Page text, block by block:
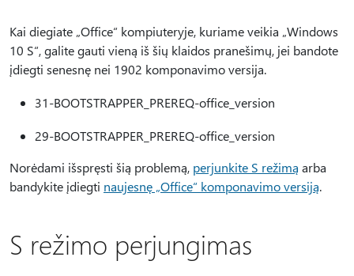
Kai diegiate „Office“ kompiuteryje, kuriame veikia „Windows
10 S“, galite gauti vieną iš šių klaidos pranešimų, jei bandote
įdiegti senesnę nei 1902 komponavimo versija.
31-BOOTSTRAPPER_PREREQ-office_version
29-BOOTSTRAPPER_PREREQ-office_version
Norėdami išspręsti šią problemą, perjunkite S režimą arba
bandykite įdiegti naujesnę „Office“ komponavimo versiją.
S režimo perjungimas